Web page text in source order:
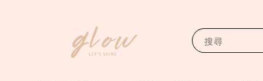
搜尋